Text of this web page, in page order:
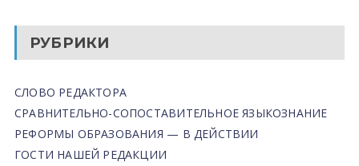
РУБРИКИ
СЛОВО РЕДАКТОРА
СРАВНИТЕЛЬНО-СОПОСТАВИТЕЛЬНОЕ ЯЗЫКОЗНАНИЕ
РЕФОРМЫ ОБРАЗОВАНИЯ — В ДЕЙСТВИИ
ГОСТИ НАШЕЙ РЕДАКЦИИ